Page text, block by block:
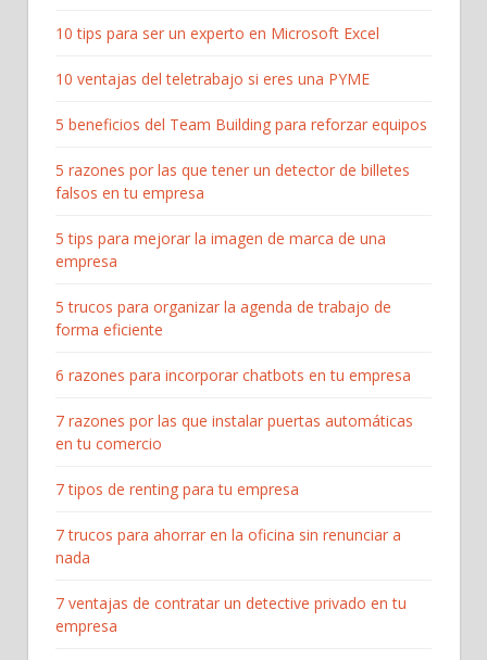
10 tips para ser un experto en Microsoft Excel
10 ventajas del teletrabajo si eres una PYME
5 beneficios del Team Building para reforzar equipos
5 razones por las que tener un detector de billetes
falsos en tu empresa
5 tips para mejorar la imagen de marca de una
empresa
5 trucos para organizar la agenda de trabajo de
forma eficiente
6 razones para incorporar chatbots en tu empresa
7 razones por las que instalar puertas automáticas
en tu comercio
7 tipos de renting para tu empresa
7 trucos para ahorrar en la oficina sin renunciar a
nada
7 ventajas de contratar un detective privado en tu
empresa